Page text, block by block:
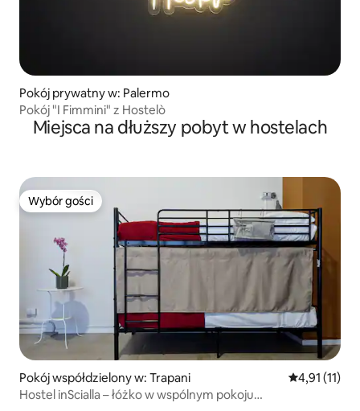
Pokój prywatny w: Palermo
Pokój "I Fimmini" z Hostelò
Miejsca na dłuższy pobyt w hostelach
Wybór gości
Wybór gości
Pokój współdzielony w: Trapani Średnia
4,91 (11)
Hostel inScialla – łóżko w wspólnym pokoju